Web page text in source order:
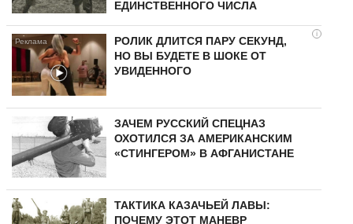
ЕДИНСТВЕННОГО ЧИСЛА
i
РОЛИК ДЛИТСЯ ПАРУ СЕКУНД,
НО ВЫ БУДЕТЕ В ШОКЕ ОТ
УВИДЕННОГО
ЗАЧЕМ РУССКИЙ СПЕЦНАЗ
ОХОТИЛСЯ ЗА АМЕРИКАНСКИМ
«СТИНГЕРОМ» В АФГАНИСТАНЕ
ТАКТИКА КАЗАЧЬЕЙ ЛАВЫ:
ПОЧЕМУ ЭТОТ МАНЕВР